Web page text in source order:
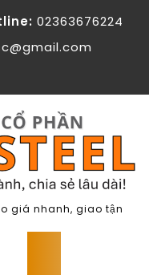
02363676224
giá nhanh, giao tận